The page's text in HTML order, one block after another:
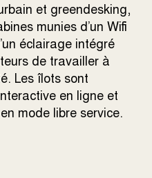
et greendesking,
munies d’un Wifi
éclairage intégré
de travailler à
Les îlots sont
en ligne et
mode libre service.